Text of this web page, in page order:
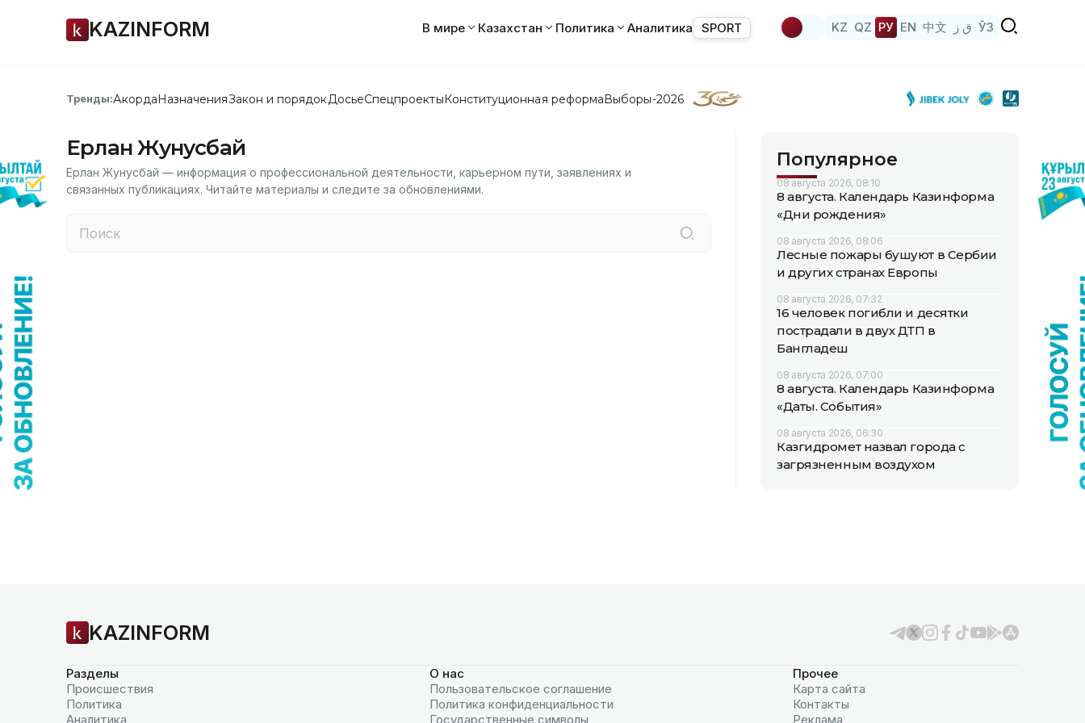
KAZINFORM В мире Казахстан Политика Аналитика SPORT KZ QZ РУ EN 中文 ق ز ЎЗ
Тренды:АкордаНазначенияЗакон и порядок ДосьеСпецпроектыКонституционная реформаВыборы-2026
Ерлан Жунусбай
Ерлан Жунусбай — информация о профессиональной деятельности, карьерном пути, заявлениях и
связанных публикациях. Читайте материалы и следите за обновлениями.
Популярное
08 августа 2026, 08:10
8 августа. Календарь Казинформа
«Дни рождения»
08 августа 2026, 08:06
Лесные пожары бушуют в Сербии
и других странах Европы
08 августа 2026, 07:32
16 человек погибли и десятки
пострадали в двух ДТП в
Бангладеш
08 августа 2026, 07:00
8 августа. Календарь Казинформа
«Даты. События»
08 августа 2026, 06:30
Казгидромет назвал города с
загрязненным воздухом
KAZINFORM
Разделы
Происшествия
Политика
Аналитика
О нас
Пользовательское соглашение
Политика конфиденциальности
Государственные символы
Прочее
Карта сайта
Контакты
Реклама